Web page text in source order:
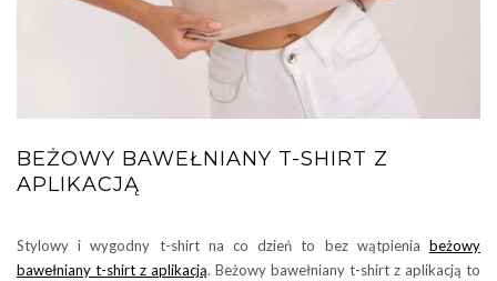
BEŻOWY BAWEŁNIANY T-SHIRT Z
APLIKACJĄ
Stylowy i wygodny t-shirt na co dzień to bez wątpienia beżowy
bawełniany t-shirt z aplikacją. Beżowy bawełniany t-shirt z aplikacją to